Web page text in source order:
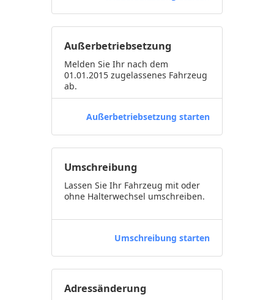
Außerbetriebsetzung
Melden Sie Ihr nach dem
01.01.2015 zugelassenes Fahrzeug
ab.
Außerbetriebsetzung starten
Umschreibung
Lassen Sie Ihr Fahrzeug mit oder
ohne Halterwechsel umschreiben.
Umschreibung starten
Adressänderung